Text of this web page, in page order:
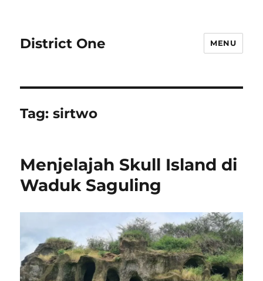
District One MENU
Tag:sirtwo
Menjelajah Skull Island di
Waduk Saguling